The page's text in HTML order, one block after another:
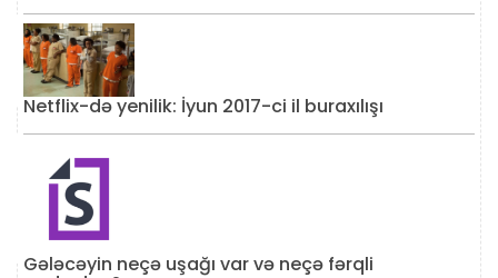
Netflix-də yenilik: İyun 2017-ci il buraxılışı
Gələcəyin neçə uşağı var və neçə fərqli